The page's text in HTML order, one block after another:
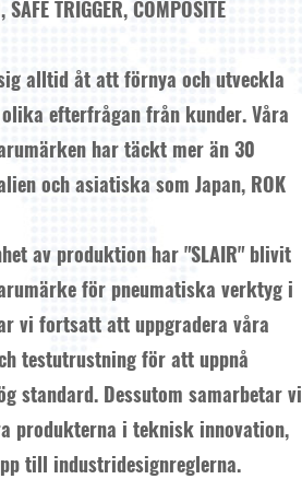
TRIGGER, COMPOSITE
alltid åt att förnya och utveckla
efterfrågan från kunder. Våra
har täckt mer än 30
och asiatiska som Japan, ROK
av produktion har "SLAIR" blivit
för pneumatiska verktyg i
vi fortsatt att uppgradera våra
testutrustning för att uppnå
standard. Dessutom samarbetar vi
produkterna i teknisk innovation,
till industridesignreglerna.